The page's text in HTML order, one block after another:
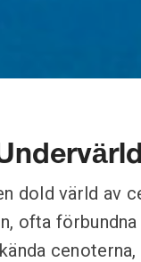
dold värld av
ofta